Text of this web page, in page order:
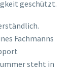
geschützt.
Fachmanns
steht in